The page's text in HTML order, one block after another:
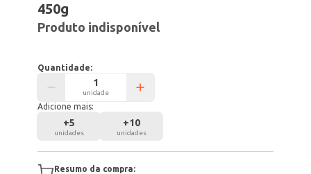
450g
Produto indisponível
Quantidade:
unidade
Adicione mais:
+5
unidades
+10
unidades
Resumo da compra: